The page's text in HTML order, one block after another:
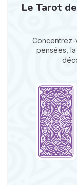
Le Tarot
Concentrez-
pensées,